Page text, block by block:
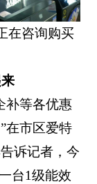
在咨询购买
补等各优惠
在市区爱特
诉记者，今
台1级能效